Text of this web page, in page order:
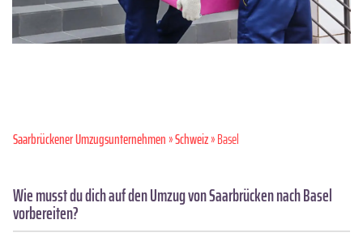
Saarbrückener Umzugsunternehmen»Schweiz» Basel
Wie musst du dich auf den Umzug von Saarbrücken nach Basel
vorbereiten?